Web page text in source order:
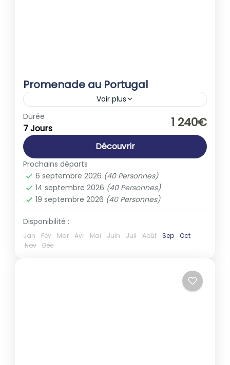
Promenade au Portugal
Voir plus
Europe
1-40 People
Durée
7 Jours 1 240€
Découvrir
Prochains départs
6 septembre 2026 (40 Personnes)
14 septembre 2026 (40 Personnes)
19 septembre 2026 (40 Personnes)
Disponibilité :
Jan Fév Mar Avr Mai Juin Juil Août Sep
Oct
Nov
Déc